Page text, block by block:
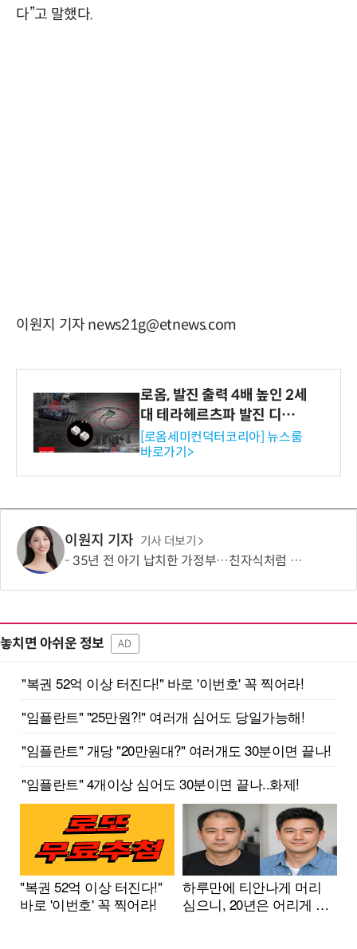
다”고 말했다.
이원지 기자 news21g@etnews.com
로옴, 발진 출력 4배 높인 2세
대 테라헤르츠파 발진 디바이
스 개발
[로옴세미컨덕터코리아] 뉴스룸
바로가기>
이원지 기자 기사 더보기
35년 전 아기 납치한 가정부…친자식처럼 키워서? '징역 3년' 논란
놓치면 아쉬운 정보 AD